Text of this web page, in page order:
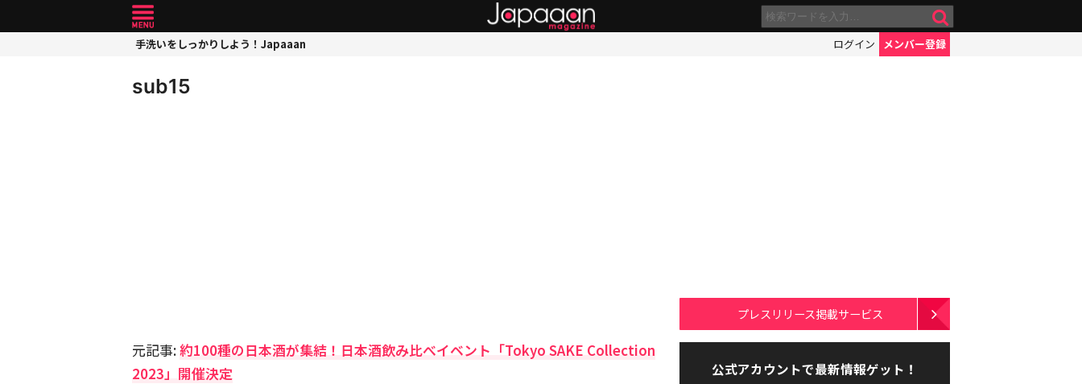
手洗いをしっかりしよう！Japaaan ログイン メンバー登録
sub15
元記事:約100種の日本酒が集結！日本酒飲み比べイベント「Tokyo SAKE Collection
2023」開催決定
プレスリリース掲載サービス
公式アカウントで最新情報ゲット！